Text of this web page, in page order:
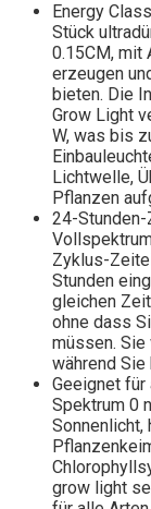
Energy
Stück
0.15CM, mit
erzeugen
bieten. Die
Grow Light
W, was bis
Lichtwelle,
Pflanzen
24-
Zyklus-
Stunden
gleichen
ohne dass
müssen. Sie
während
Geeignet
Spektrum 0
Sonnenlicht,
grow light